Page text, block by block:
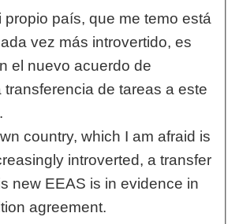
propio país, que me temo está
vez más introvertido, es
el nuevo acuerdo de
transferencia de tareas a este
country, which I am afraid is
introverted, a transfer
new EEAS is in evidence in
agreement.